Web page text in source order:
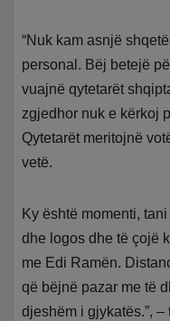
“Nuk kam asnjë
personal. Bëj betejë
vuajnë qytetarët
zgjedhor nuk e kërkoj
Qytetarët meritojnë
vetë.
Ky është momenti,
dhe logos dhe të çojë
me Edi Ramën.
që bëjnë pazar me të
djeshëm i gjykatës.”, –